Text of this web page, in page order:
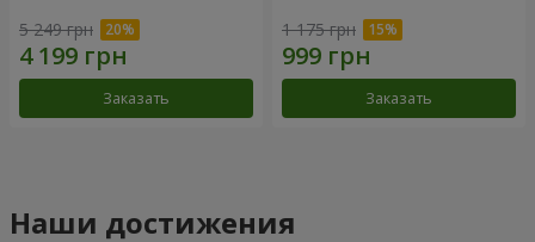
5 249 грн
Заказать
1 175 грн
Заказать
Наши достижения